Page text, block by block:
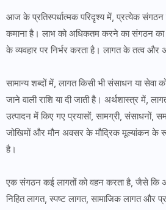
आज के प्रतिस्पर्धात्मक परिदृश्य में, प्रत्येक
कमाना है। लाभ को अधिकतम करने का संगठन का
के व्यवहार पर निर्भर करता है। लागत के तत्व और
सामान्य शब्दों में, लागत किसी भी संसाधन या सेवा
जाने वाली राशि या दी जाती है। अर्थशास्त्र में,
उत्पादन में किए गए प्रयासों, सामग्री, संसाधनों,
जोखिमों और मौन अवसर के मौद्रिक मूल्यांकन के
है।
एक संगठन कई लागतों को वहन करता है, जैसे कि
निहित लागत, स्पष्ट लागत, सामाजिक लागत और